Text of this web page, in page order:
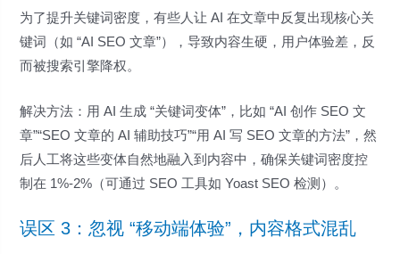
为了提升关键词密度，有些人让 AI 在文章中反复出现核心关
键词（如 “AI SEO 文章”），导致内容生硬，用户体验差，反
而被搜索引擎降权。
解决方法：用 AI 生成 “关键词变体”，比如 “AI 创作 SEO 文
章”“SEO 文章的 AI 辅助技巧”“用 AI 写 SEO 文章的方法”，然
后人工将这些变体自然地融入到内容中，确保关键词密度控
制在 1%-2%（可通过 SEO 工具如 Yoast SEO 检测）。
误区 3：忽视 “移动端体验”，内容格式混乱